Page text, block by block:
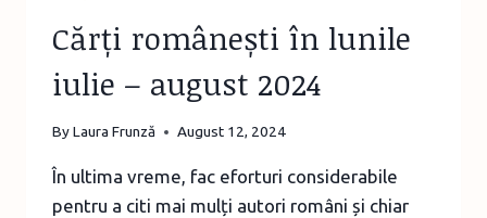
Cărți românești în lunile
iulie – august 2024
ByLaura Frunză August 12, 2024
În ultima vreme, fac eforturi considerabile
pentru a citi mai mulți autori români și chiar